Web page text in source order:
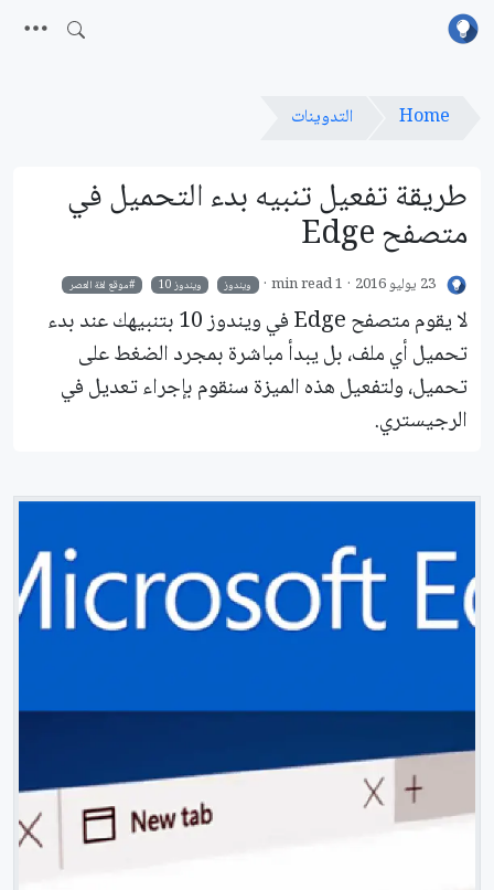
Home التدوينات
طريقة تفعيل تنبيه بدء التحميل في
متصفح Edge
23 يوليو 2016 1 min read ويندوز ويندوز 10 موقع لغة العصر
لا يقوم متصفح Edge في ويندوز 10 بتنبيهك عند بدء
تحميل أي ملف، بل يبدأ مباشرة بمجرد الضغط على
تحميل، ولتفعيل هذه الميزة سنقوم بإجراء تعديل في
الرجيستري.